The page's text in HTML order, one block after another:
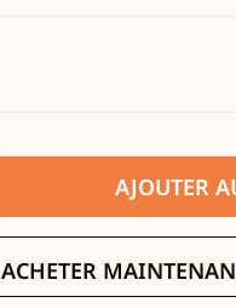
AJOUTER
ACHETER